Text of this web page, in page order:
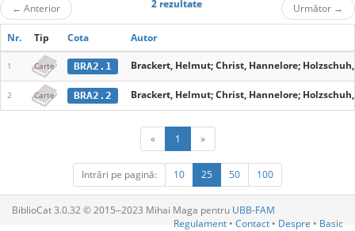
← Anterior 2 rezultate Următor →
Nr. Tip Cota Autor
1 Carte BRA2.1 Brackert, Helmut; Christ, Hannelore;
2 Carte BRA2.2 Brackert, Helmut; Christ, Hannelore;
« 1 »
Intrări pe pagină: 10 25 50 100
BiblioCat 3.0.32 © 2015‒2023 Mihai Maga pentru UBB-FAM
Regulament • Contact • Despre • Basic